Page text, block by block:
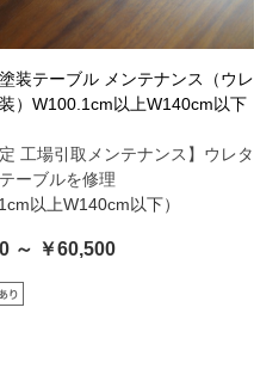
装テーブル メンテナンス（ウレ
）W100.1cm以上W140cm以下
定 工場引取メンテナンス】ウレタ
ーブルを修理
以上W140cm以下）
～ ￥60,500